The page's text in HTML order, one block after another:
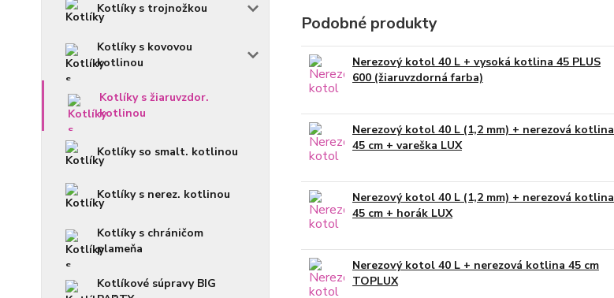
Kotlíky s trojnožkou
Kotlíky s kovovou
kotlinou
Kotlíky s žiaruvzdor.
kotlinou
Kotlíky so smalt. kotlinou
Kotlíky s nerez. kotlinou
Kotlíky s chráničom
plameňa
Kotlíkové súpravy BIG
Podobné produkty
Nerezový kotol 40 L + vysoká kotlina 45 PLUS
600 (žiaruvzdorná farba)
Nerezový kotol 40 L (1,2 mm) + nerezová kotlina
45 cm + vareška LUX
Nerezový kotol 40 L (1,2 mm) + nerezová kotlina
45 cm + horák LUX
Nerezový kotol 40 L + nerezová kotlina 45 cm
TOPLUX